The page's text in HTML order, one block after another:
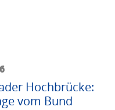
Hochbrücke:
vom Bund